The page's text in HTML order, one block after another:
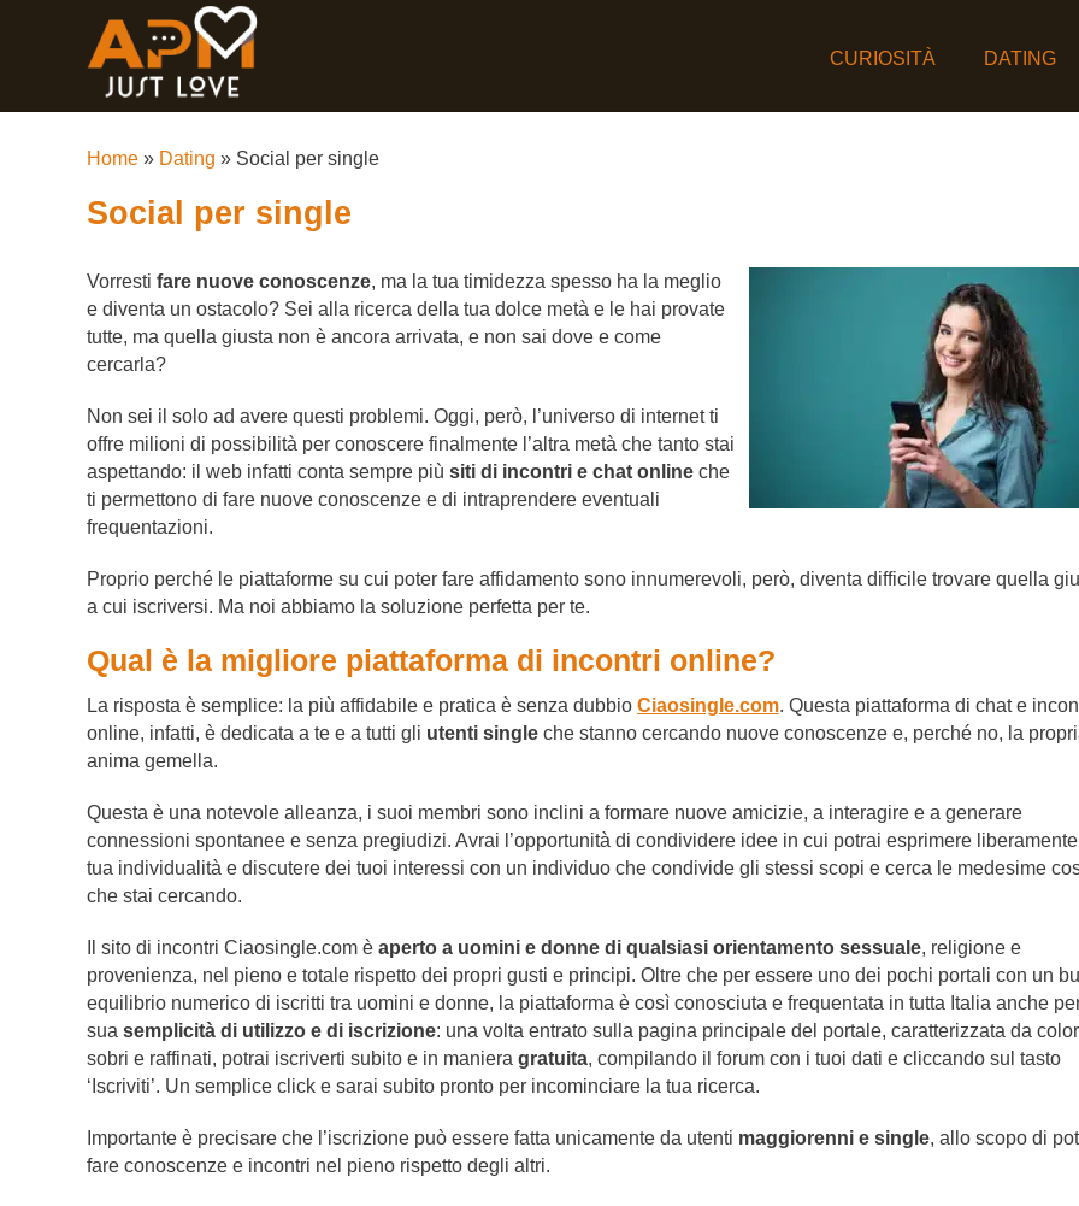
CURIOSITÀ DATING
Home » Dating » Social per single
Social per single
Vorresti fare nuove conoscenze, ma la tua timidezza spesso ha la meglio
e diventa un ostacolo? Sei alla ricerca della tua dolce metà e le hai provate
tutte, ma quella giusta non è ancora arrivata, e non sai dove e come
cercarla?
Non sei il solo ad avere questi problemi. Oggi, però, l’universo di internet ti
offre milioni di possibilità per conoscere finalmente l’altra metà che tanto stai
aspettando: il web infatti conta sempre più siti di incontri e chat online che
ti permettono di fare nuove conoscenze e di intraprendere eventuali
frequentazioni.
Proprio perché le piattaforme su cui poter fare affidamento sono innumerevoli, però, diventa difficile trovare quella
a cui iscriversi. Ma noi abbiamo la soluzione perfetta per te.
Qual è la migliore piattaforma di incontri online?
La risposta è semplice: la più affidabile e pratica è senza dubbio Ciaosingle.com. Questa piattaforma di chat e
online, infatti, è dedicata a te e a tutti gli utenti single che stanno cercando nuove conoscenze e, perché no, la
anima gemella.
Questa è una notevole alleanza, i suoi membri sono inclini a formare nuove amicizie, a interagire e a generare
connessioni spontanee e senza pregiudizi. Avrai l’opportunità di condividere idee in cui potrai esprimere
tua individualità e discutere dei tuoi interessi con un individuo che condivide gli stessi scopi e cerca le medesime
che stai cercando.
Il sito di incontri Ciaosingle.com è aperto a uomini e donne di qualsiasi orientamento sessuale, religione e
provenienza, nel pieno e totale rispetto dei propri gusti e principi. Oltre che per essere uno dei pochi portali con un
equilibrio numerico di iscritti tra uomini e donne, la piattaforma è così conosciuta e frequentata in tutta Italia anche
sua semplicità di utilizzo e di iscrizione: una volta entrato sulla pagina principale del portale, caratterizzata da
sobri e raffinati, potrai iscriverti subito e in maniera gratuita, compilando il forum con i tuoi dati e cliccando sul tasto
‘Iscriviti’. Un semplice click e sarai subito pronto per incominciare la tua ricerca.
Importante è precisare che l’iscrizione può essere fatta unicamente da utenti maggiorenni e single, allo scopo di
fare conoscenze e incontri nel pieno rispetto degli altri.